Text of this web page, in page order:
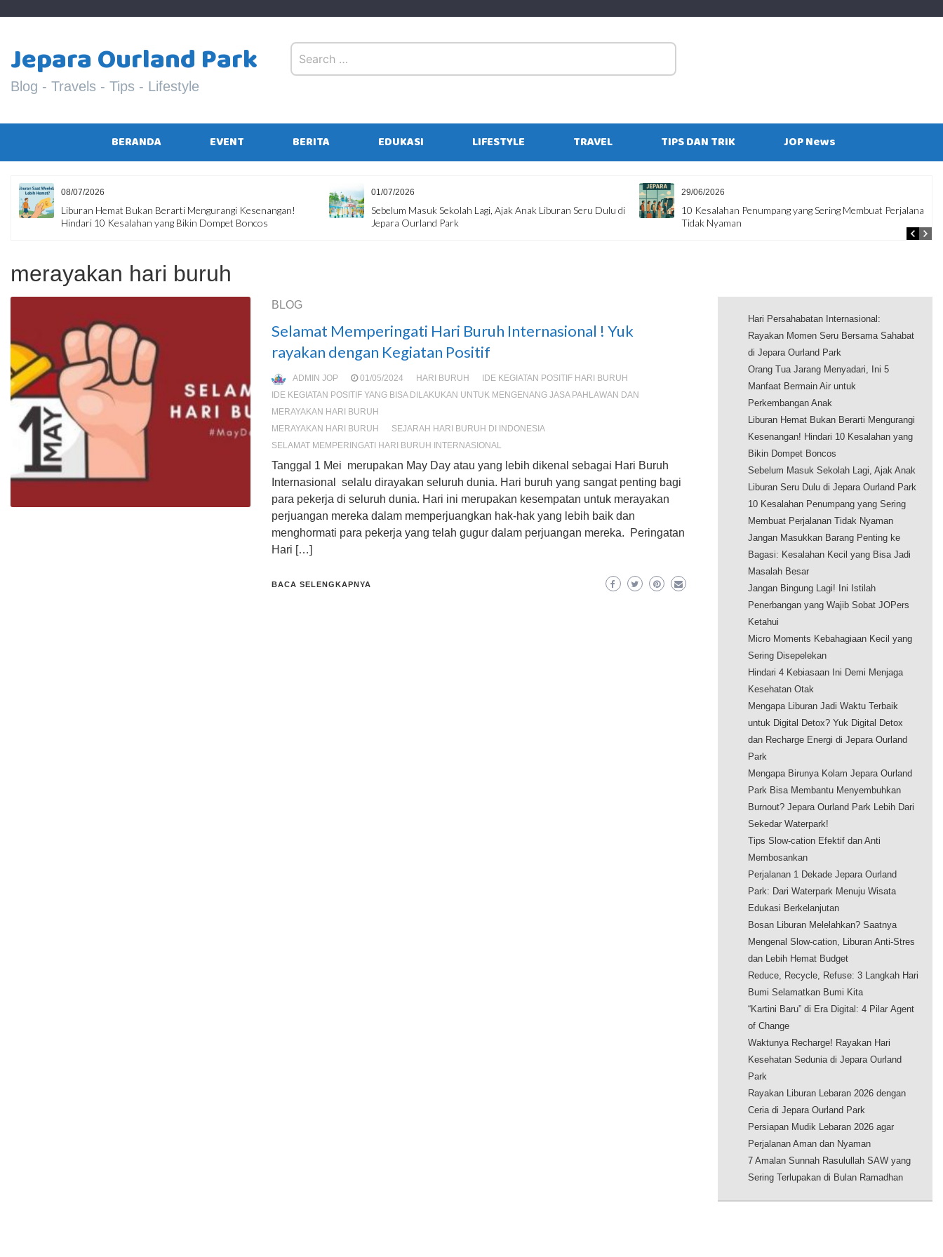
Jepara Ourland Park
Blog - Travels - Tips - Lifestyle
BERANDA EVENT BERITA EDUKASI LIFESTYLE TRAVEL TIPS DAN TRIK JOP News
08/07/2026
Liburan Hemat Bukan Berarti Mengurangi Kesenangan!
Hindari 10 Kesalahan yang Bikin Dompet Boncos
01/07/2026
Sebelum Masuk Sekolah Lagi, Ajak Anak Liburan Seru Dulu di
Jepara Ourland Park
29/06/2026
10 Kesalahan Penumpang yang Sering Membuat Perjalanan
Tidak Nyaman
merayakan hari buruh
BLOG
Selamat Memperingati Hari Buruh Internasional ! Yuk
rayakan dengan Kegiatan Positif
ADMIN JOP 01/05/2024 HARI BURUH
IDE KEGIATAN POSITIF HARI BURUH
IDE KEGIATAN POSITIF YANG BISA DILAKUKAN UNTUK MENGENANG JASA PAHLAWAN DAN
MERAYAKAN HARI BURUH
MERAYAKAN HARI BURUH
SEJARAH HARI BURUH DI INDONESIA
SELAMAT MEMPERINGATI HARI BURUH INTERNASIONAL
Tanggal 1 Mei merupakan May Day atau yang lebih dikenal sebagai Hari Buruh
Internasional selalu dirayakan seluruh dunia. Hari buruh yang sangat penting bagi
para pekerja di seluruh dunia. Hari ini merupakan kesempatan untuk merayakan
perjuangan mereka dalam memperjuangkan hak-hak yang lebih baik dan
menghormati para pekerja yang telah gugur dalam perjuangan mereka. Peringatan
Hari […]
BACA SELENGKAPNYA
Hari Persahabatan Internasional:
Rayakan Momen Seru Bersama Sahabat
di Jepara Ourland Park
Orang Tua Jarang Menyadari, Ini 5
Manfaat Bermain Air untuk
Perkembangan Anak
Liburan Hemat Bukan Berarti Mengurangi
Kesenangan! Hindari 10 Kesalahan yang
Bikin Dompet Boncos
Sebelum Masuk Sekolah Lagi, Ajak Anak
Liburan Seru Dulu di Jepara Ourland Park
10 Kesalahan Penumpang yang Sering
Membuat Perjalanan Tidak Nyaman
Jangan Masukkan Barang Penting ke
Bagasi: Kesalahan Kecil yang Bisa Jadi
Masalah Besar
Jangan Bingung Lagi! Ini Istilah
Penerbangan yang Wajib Sobat JOPers
Ketahui
Micro Moments Kebahagiaan Kecil yang
Sering Disepelekan
Hindari 4 Kebiasaan Ini Demi Menjaga
Kesehatan Otak
Mengapa Liburan Jadi Waktu Terbaik
untuk Digital Detox? Yuk Digital Detox
dan Recharge Energi di Jepara Ourland
Park
Mengapa Birunya Kolam Jepara Ourland
Park Bisa Membantu Menyembuhkan
Burnout? Jepara Ourland Park Lebih Dari
Sekedar Waterpark!
Tips Slow-cation Efektif dan Anti
Membosankan
Perjalanan 1 Dekade Jepara Ourland
Park: Dari Waterpark Menuju Wisata
Edukasi Berkelanjutan
Bosan Liburan Melelahkan? Saatnya
Mengenal Slow-cation, Liburan Anti-Stres
dan Lebih Hemat Budget
Reduce, Recycle, Refuse: 3 Langkah Hari
Bumi Selamatkan Bumi Kita
“Kartini Baru” di Era Digital: 4 Pilar Agent
of Change
Waktunya Recharge! Rayakan Hari
Kesehatan Sedunia di Jepara Ourland
Park
Rayakan Liburan Lebaran 2026 dengan
Ceria di Jepara Ourland Park
Persiapan Mudik Lebaran 2026 agar
Perjalanan Aman dan Nyaman
7 Amalan Sunnah Rasulullah SAW yang
Sering Terlupakan di Bulan Ramadhan